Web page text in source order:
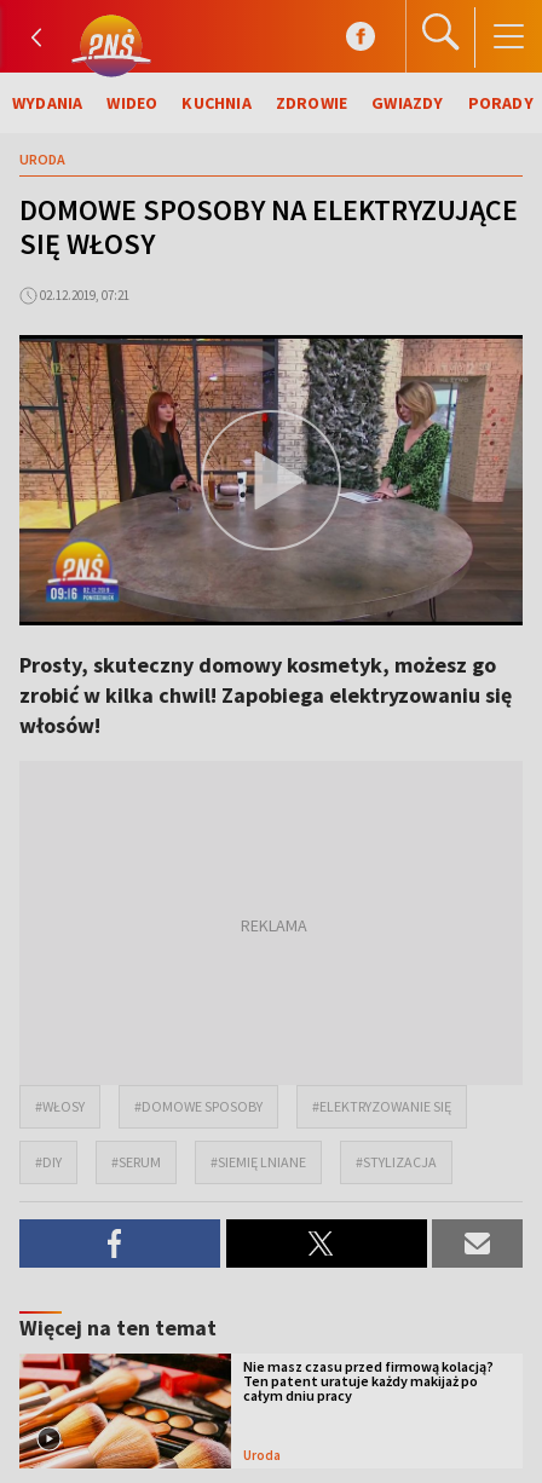
WYDANIA WIDEO KUCHNIA ZDROWIE GWIAZDY PORADY
URODA
DOMOWE SPOSOBY NA ELEKTRYZUJĄCE
SIĘ WŁOSY
02.12.2019, 07:21
Prosty, skuteczny domowy kosmetyk, możesz go
zrobić w kilka chwil! Zapobiega elektryzowaniu się
włosów!
#WŁOSY #DOMOWE SPOSOBY #ELEKTRYZOWANIE SIĘ
#DIY #SERUM #SIEMIĘ LNIANE #STYLIZACJA
Więcej na ten temat
Nie masz czasu przed firmową kolacją?
Ten patent uratuje każdy makijaż po
całym dniu pracy
Uroda